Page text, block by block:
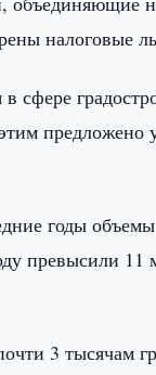
налоговые
сфере
предложено
годы объемы
превысили 11
3 тысячам